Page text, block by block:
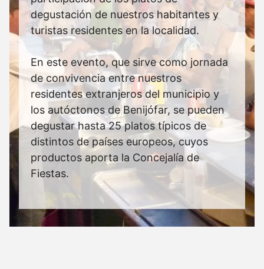
degustación de nuestros habitantes y
turistas residentes en la localidad.
En este evento, que sirve como jornada
de convivencia entre nuestros
residentes extranjeros del municipio y
los autóctonos de Benijófar, se pueden
degustar hasta 25 platos típicos de
distintos de países europeos, cuyos
productos aporta la Concejalía de
Fiestas.